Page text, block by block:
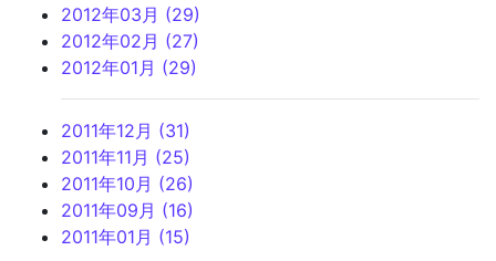
2012年03月 (29)
2012年02月 (27)
2012年01月 (29)
2011年12月 (31)
2011年11月 (25)
2011年10月 (26)
2011年09月 (16)
2011年01月 (15)